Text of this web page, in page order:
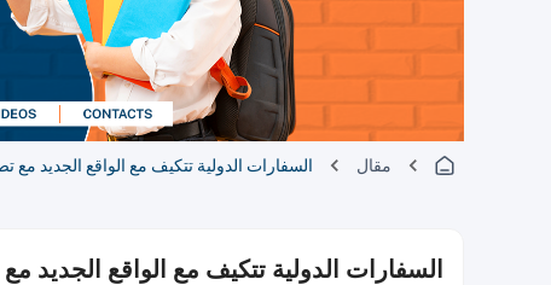
مقال السفارات الدولية تتكيف مع الواقع الجديد مع
السفارات الدولية تتكيف مع الواقع الجديد